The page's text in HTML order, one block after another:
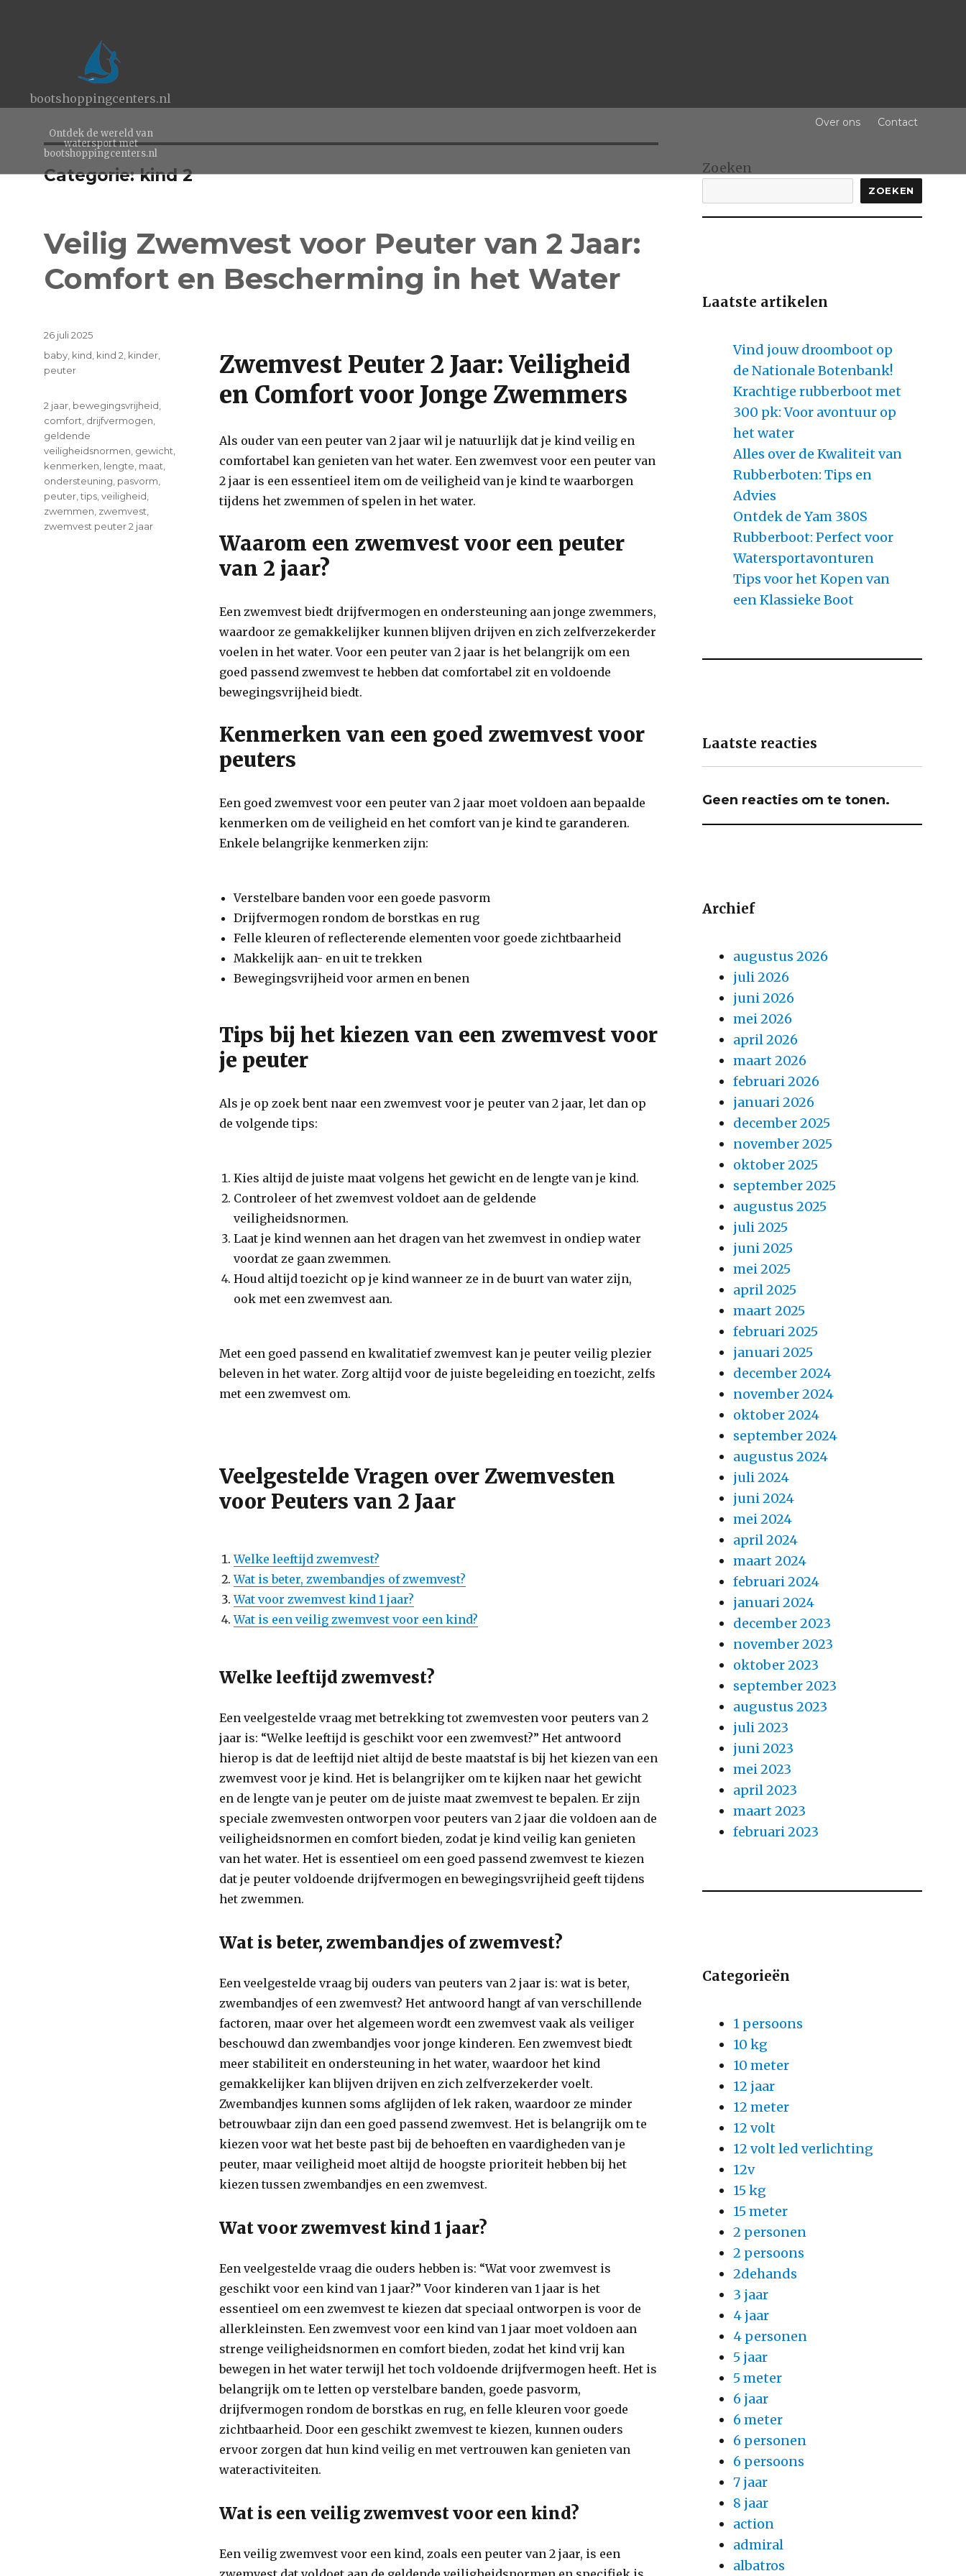
bootshoppingcenters.nl
Ontdek de wereld van
watersport met
bootshoppingcenters.nl
Over ons Contact
Categorie:kind 2
Veilig Zwemvest voor Peuter van 2 Jaar:
Comfort en Bescherming in het Water
Zwemvest Peuter 2 Jaar: Veiligheid
en Comfort voor Jonge Zwemmers
Als ouder van een peuter van 2 jaar wil je natuurlijk dat je kind veilig en
comfortabel kan genieten van het water. Een zwemvest voor een peuter van
2 jaar is een essentieel item om de veiligheid van je kind te waarborgen
tijdens het zwemmen of spelen in het water.
Waarom een zwemvest voor een peuter
van 2 jaar?
Een zwemvest biedt drijfvermogen en ondersteuning aan jonge zwemmers,
waardoor ze gemakkelijker kunnen blijven drijven en zich zelfverzekerder
voelen in het water. Voor een peuter van 2 jaar is het belangrijk om een
goed passend zwemvest te hebben dat comfortabel zit en voldoende
bewegingsvrijheid biedt.
Kenmerken van een goed zwemvest voor
peuters
Een goed zwemvest voor een peuter van 2 jaar moet voldoen aan bepaalde
kenmerken om de veiligheid en het comfort van je kind te garanderen.
Enkele belangrijke kenmerken zijn:
Verstelbare banden voor een goede pasvorm
Drijfvermogen rondom de borstkas en rug
Felle kleuren of reflecterende elementen voor goede zichtbaarheid
Makkelijk aan- en uit te trekken
Bewegingsvrijheid voor armen en benen
Tips bij het kiezen van een zwemvest voor
je peuter
Als je op zoek bent naar een zwemvest voor je peuter van 2 jaar, let dan op
de volgende tips:
Kies altijd de juiste maat volgens het gewicht en de lengte van je kind.
Controleer of het zwemvest voldoet aan de geldende
veiligheidsnormen.
Laat je kind wennen aan het dragen van het zwemvest in ondiep water
voordat ze gaan zwemmen.
Houd altijd toezicht op je kind wanneer ze in de buurt van water zijn,
ook met een zwemvest aan.
Met een goed passend en kwalitatief zwemvest kan je peuter veilig plezier
beleven in het water. Zorg altijd voor de juiste begeleiding en toezicht, zelfs
met een zwemvest om.
Veelgestelde Vragen over Zwemvesten
voor Peuters van 2 Jaar
Welke leeftijd zwemvest?
Wat is beter, zwembandjes of zwemvest?
Wat voor zwemvest kind 1 jaar?
Wat is een veilig zwemvest voor een kind?
Welke leeftijd zwemvest?
Een veelgestelde vraag met betrekking tot zwemvesten voor peuters van 2
jaar is: “Welke leeftijd is geschikt voor een zwemvest?” Het antwoord
hierop is dat de leeftijd niet altijd de beste maatstaf is bij het kiezen van een
zwemvest voor je kind. Het is belangrijker om te kijken naar het gewicht
en de lengte van je peuter om de juiste maat zwemvest te bepalen. Er zijn
speciale zwemvesten ontworpen voor peuters van 2 jaar die voldoen aan de
veiligheidsnormen en comfort bieden, zodat je kind veilig kan genieten
van het water. Het is essentieel om een goed passend zwemvest te kiezen
dat je peuter voldoende drijfvermogen en bewegingsvrijheid geeft tijdens
het zwemmen.
Wat is beter, zwembandjes of zwemvest?
Een veelgestelde vraag bij ouders van peuters van 2 jaar is: wat is beter,
zwembandjes of een zwemvest? Het antwoord hangt af van verschillende
factoren, maar over het algemeen wordt een zwemvest vaak als veiliger
beschouwd dan zwembandjes voor jonge kinderen. Een zwemvest biedt
meer stabiliteit en ondersteuning in het water, waardoor het kind
gemakkelijker kan blijven drijven en zich zelfverzekerder voelt.
Zwembandjes kunnen soms afglijden of lek raken, waardoor ze minder
betrouwbaar zijn dan een goed passend zwemvest. Het is belangrijk om te
kiezen voor wat het beste past bij de behoeften en vaardigheden van je
peuter, maar veiligheid moet altijd de hoogste prioriteit hebben bij het
kiezen tussen zwembandjes en een zwemvest.
Wat voor zwemvest kind 1 jaar?
Een veelgestelde vraag die ouders hebben is: “Wat voor zwemvest is
geschikt voor een kind van 1 jaar?” Voor kinderen van 1 jaar is het
essentieel om een zwemvest te kiezen dat speciaal ontworpen is voor de
allerkleinsten. Een zwemvest voor een kind van 1 jaar moet voldoen aan
strenge veiligheidsnormen en comfort bieden, zodat het kind vrij kan
bewegen in het water terwijl het toch voldoende drijfvermogen heeft. Het is
belangrijk om te letten op verstelbare banden, goede pasvorm,
drijfvermogen rondom de borstkas en rug, en felle kleuren voor goede
zichtbaarheid. Door een geschikt zwemvest te kiezen, kunnen ouders
ervoor zorgen dat hun kind veilig en met vertrouwen kan genieten van
wateractiviteiten.
Wat is een veilig zwemvest voor een kind?
Een veilig zwemvest voor een kind, zoals een peuter van 2 jaar, is een
Posted
on
26 juli 2025
Categories
baby kind kind 2 kinder
peuter
Tags
2 jaar bewegingsvrijheid
comfort drijfvermogen
geldende
veiligheidsnormen gewicht
kenmerken lengte maat
ondersteuning pasvorm
peuter ,tips ,veiligheid
zwemmen zwemvest
zwemvest peuter 2 jaar
Zoeken
ZOEKEN
Laatste artikelen
Vind jouw droomboot op
de Nationale Botenbank!
Krachtige rubberboot met
300 pk: Voor avontuur op
het water
Alles over de Kwaliteit van
Rubberboten: Tips en
Advies
Ontdek de Yam 380S
Rubberboot: Perfect voor
Watersportavonturen
Tips voor het Kopen van
een Klassieke Boot
Laatste reacties
Geen reacties om te tonen.
Archief
augustus 2026
juli 2026
juni 2026
mei 2026
april 2026
maart 2026
februari 2026
januari 2026
december 2025
november 2025
oktober 2025
september 2025
augustus 2025
juli 2025
juni 2025
mei 2025
april 2025
maart 2025
februari 2025
januari 2025
december 2024
november 2024
oktober 2024
september 2024
augustus 2024
juli 2024
juni 2024
mei 2024
april 2024
maart 2024
februari 2024
januari 2024
december 2023
november 2023
oktober 2023
september 2023
augustus 2023
juli 2023
juni 2023
mei 2023
april 2023
maart 2023
februari 2023
Categorieën
1 persoons
10 kg
10 meter
12 jaar
12 meter
12 volt
12 volt led verlichting
12v
15 kg
15 meter
2 personen
2 persoons
2dehands
3 jaar
4 jaar
4 personen
5 jaar
5 meter
6 jaar
6 meter
6 personen
6 persoons
7 jaar
8 jaar
action
admiral
albatros